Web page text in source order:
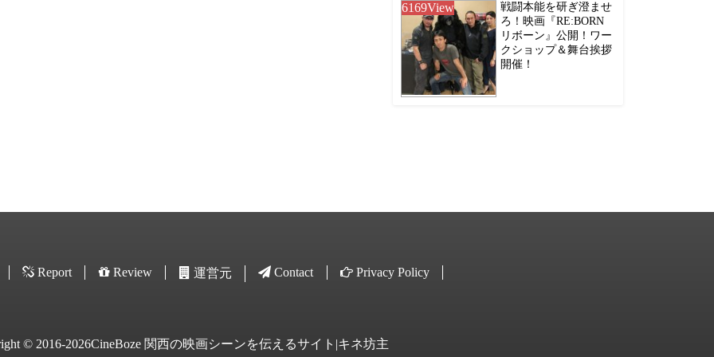
6169View
戦闘本能を研ぎ澄ませ
ろ！映画『RE:BORN
リボーン』公開！ワー
クショップ＆舞台挨拶
開催！
Report Review 運営元 Contact Privacy Policy
© 2016-2026CineBoze 関西の映画シーンを伝えるサイト|キネ坊主